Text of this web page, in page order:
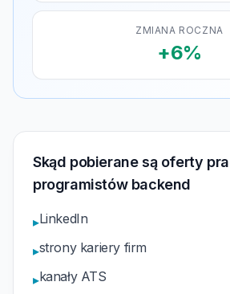
ZMIANA ROCZNA
+6%
Skąd pobierane są oferty
programistów backend
▸LinkedIn
▸strony kariery firm
▸kanały ATS